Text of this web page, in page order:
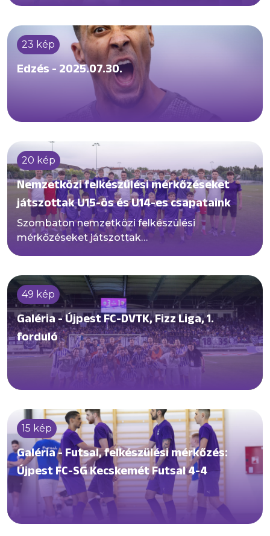
23 kép
Edzés - 2025.07.30.
20 kép
Nemzetközi felkészülési mérkőzéseket
játszottak U15-ös és U14-es csapataink
Szombaton nemzetközi felkészülési
mérkőzéseket játszottak
utánpótláscsapataink! Előbb Varga Szilveszter
szlovén 🇸🇮Nafta Lendava ellen, aztán Privigyei
Ádám által irányított U15-öseink előbb az
amerikai 🇺🇸AC Miamit múlták felül 5-0-ra,
majd a lendvaiak ellen nyertek 7-0-ra.
49 kép
Galéria - Újpest FC-DVTK, Fizz Liga, 1.
forduló
15 kép
Galéria - Futsal, felkészülési mérkőzés:
Újpest FC-SG Kecskemét Futsal 4-4